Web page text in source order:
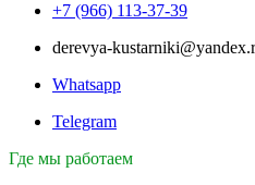
+7 (966) 113-37-39
derevya-
Whatsapp
Telegram
Где мы работаем